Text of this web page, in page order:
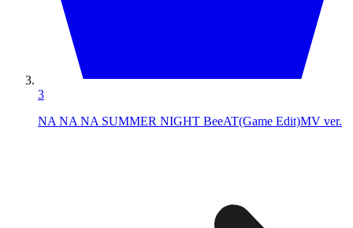
3
NA NA NA SUMMER NIGHT BeeAT(Game Edit)MV ver.